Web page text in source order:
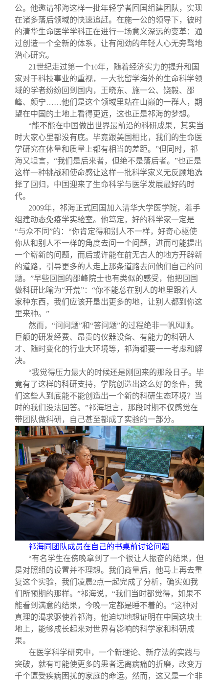
公。他邀请祁海这样一批年轻学者回国组建团队，实现
在诸多落后领域的快速追赶。在施一公的领导下，彼时
的清华生命医学学科正在进行一场意义深远的变革：通
过创造一个全新的体系，让有闯劲的年轻人心无旁骛地
潜心研究。
21世纪走过第一个10年，随着经济实力的提升和国
家对于科技事业的重视，一大批留学海外的生命科学领
域的学者纷纷回到国内，王晓东、施一公、饶毅、邵
峰、颜宁……他们是这个领域里站在山巅的一群人，期
望在中国的土地上看得更远，这也正是祁海的梦想。
“能不能在中国做出世界最前沿的科研成果，其实当
时大家心里都没有底。毕竟跟美国相比，我们的生命医
学研究在体量和质量上都有相当的差距。”但同时，祁
海又坦言，“我们是后来者，但绝不是落后者。”也正是
这样一种挑战和使命感让这样一批科学家义无反顾地选
择了回归，中国迎来了生命科学与医学发展最好的时
代。
2009年，祁海正式回国加入清华大学医学院，着手
组建动态免疫学实验室。他笃定，好的科学家一定是
“与众不同”的：“你肯定得和别人不一样，好奇心驱使
你从和别人不一样的角度去问一个问题，进而可能提出
一个崭新的问题，而后或许能在前无古人的地方开辟新
的道路，引导更多的人走上那条道路去问他们自己的问
题。”早些回国的邵峰院士也有类似的感受，他把回国
做科研比喻为“开荒”：“你不能总在别人的地里跟着人
家种东西，我们应该开垦出更多的地，让别人都到你这
里来种。”
然而，“问问题”和“答问题”的过程绝非一帆风顺。
巨额的研发经费、昂贵的仪器设备、有能力的科研人
才、随时变化的行业大环境等，祁海都要一一考虑和解
决。
“我觉得压力最大的时候还是刚回来的那段日子。毕
竟有了这样的科研支持，学院创造出这么好的条件，我
们这些人到底能不能创造出一个新的科研生态环境？当
时的我们没法回答。”祁海坦言，那段时期不仅感觉在
带团队做科研，自己甚至都成了实验的一部分。
祁海同团队成员在自己的书桌前讨论问题
“有名学生在傍晚拿到了一个很让人振奋的结果，但
是对照组的设置并不理想。我们商量后，他马上再去重
复这个实验，我们凌晨2点一起完成了分析，确实如我
们所预期的那样。”祁海说，“我们当时都觉得，如果不
能看到满意的结果，今晚一定都是睡不着的。”这种对
真理的渴求驱使着祁海，他迫切地想证明在中国这块土
地上，能够成长起来对世界有影响的科学家和科研成
果。
在医学科学研究中，一个新理论、新疗法的实践与
突破，就有可能使更多的患者远离病痛的折磨，改变万
千个遭受疾病困扰的家庭的命运。然而，这又是一个非